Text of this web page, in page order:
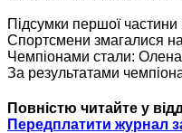
Підсумки першої частини
Спортсмени змагалися
Чемпіонами стали: Олена
За результатами
Повністю читайте у
Передплатити журнал